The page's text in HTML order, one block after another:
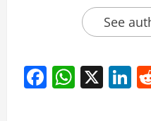
See
Facebook
X